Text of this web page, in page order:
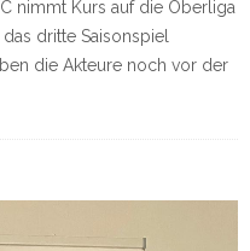
nimmt Kurs auf die Oberliga
dritte Saisonspiel
die Akteure noch vor der